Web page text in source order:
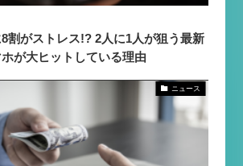
割がストレス!? 2人に1人が狙う最新
が大ヒットしている理由
ニュース